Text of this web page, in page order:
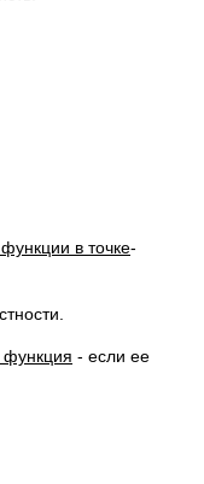
в точке-
функция - если ее